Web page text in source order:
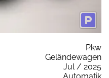
Pkw
Geländewagen
Jul / 2025
Automatik